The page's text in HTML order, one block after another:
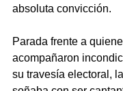
absoluta convicción.
Parada frente a
acompañaron
su travesía electoral,